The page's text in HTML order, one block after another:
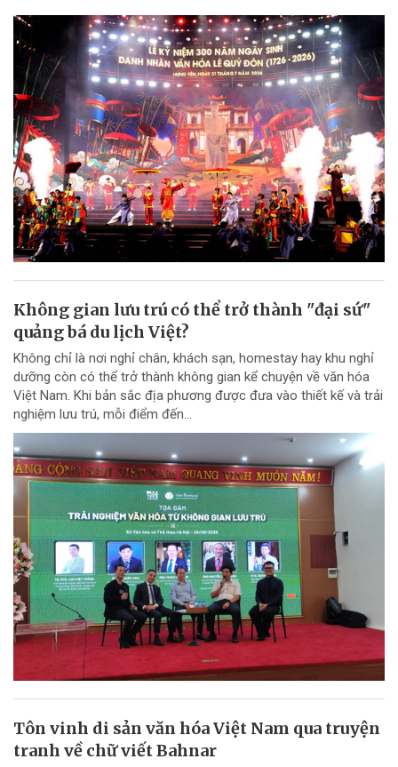
Không gian lưu trú có thể trở thành "đại sứ"
quảng bá du lịch Việt?
Không chỉ là nơi nghỉ chân, khách sạn, homestay hay khu nghỉ
dưỡng còn có thể trở thành không gian kể chuyện về văn hóa
Việt Nam. Khi bản sắc địa phương được đưa vào thiết kế và trải
nghiệm lưu trú, mỗi điểm đến...
Tôn vinh di sản văn hóa Việt Nam qua truyện
tranh về chữ viết Bahnar